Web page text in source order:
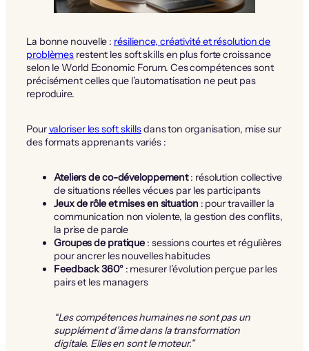
La bonne nouvelle : résilience, créativité et résolution de
problèmes restent les soft skills en plus forte croissance
selon le World Economic Forum. Ces compétences sont
précisément celles que l’automatisation ne peut pas
reproduire.
Pourvaloriser les soft skillsdans ton organisation, mise sur
des formats apprenants variés :
Ateliers de co-développement: résolution collective
de situations réelles vécues par les participants
Jeux de rôle et mises en situation : pour travailler la
communication non violente, la gestion des conflits,
la prise de parole
Groupes de pratique : sessions courtes et régulières
pour ancrer les nouvelles habitudes
Feedback 360°: mesurer l’évolution perçue par les
pairs et les managers
“Les compétences humaines ne sont pas un
supplément d’âme dans la transformation
digitale. Elles en sont le moteur.”